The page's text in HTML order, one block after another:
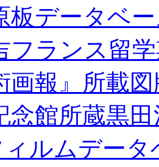
板データベ
フランス留
画報』所載
念館所蔵黒
ルムデータ